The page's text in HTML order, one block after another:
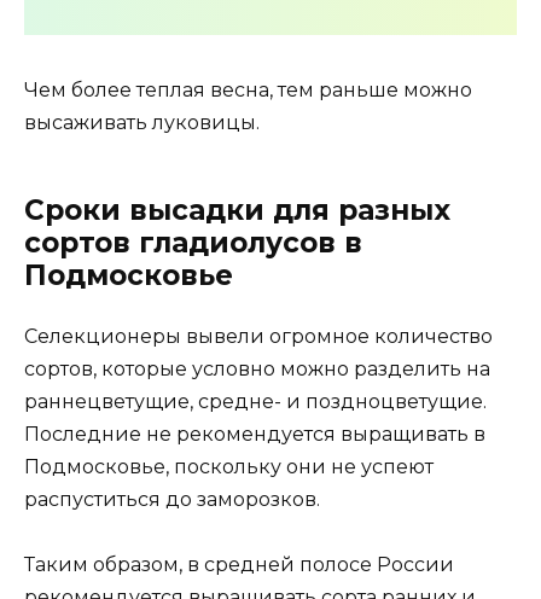
Чем более теплая весна, тем раньше можно
высаживать луковицы.
Сроки высадки для разных
сортов гладиолусов в
Подмосковье
Селекционеры вывели огромное количество
сортов, которые условно можно разделить на
раннецветущие, средне- и поздноцветущие.
Последние не рекомендуется выращивать в
Подмосковье, поскольку они не успеют
распуститься до заморозков.
Таким образом, в средней полосе России